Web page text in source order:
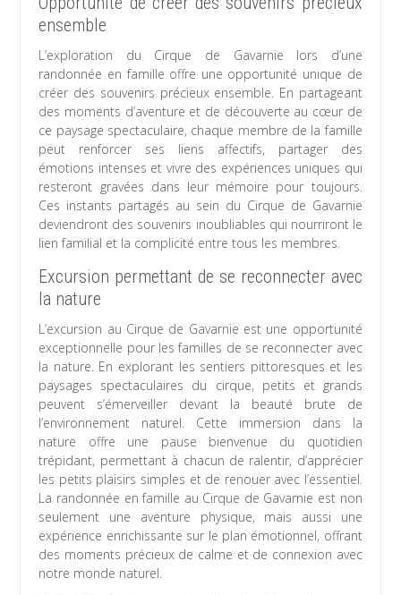
ensemble
L’exploration du Cirque de Gavarnie lors d’une
randonnée en famille offre une opportunité unique de
créer des souvenirs précieux ensemble. En partageant
des moments d’aventure et de découverte au cœur de
ce paysage spectaculaire, chaque membre de la famille
peut renforcer ses liens affectifs, partager des
émotions intenses et vivre des expériences uniques qui
resteront gravées dans leur mémoire pour toujours.
Ces instants partagés au sein du Cirque de Gavarnie
deviendront des souvenirs inoubliables qui nourriront le
lien familial et la complicité entre tous les membres.
Excursion permettant de se reconnecter avec
la nature
L’excursion au Cirque de Gavarnie est une opportunité
exceptionnelle pour les familles de se reconnecter avec
la nature. En explorant les sentiers pittoresques et les
paysages spectaculaires du cirque, petits et grands
peuvent s’émerveiller devant la beauté brute de
l’environnement naturel. Cette immersion dans la
nature offre une pause bienvenue du quotidien
trépidant, permettant à chacun de ralentir, d’apprécier
les petits plaisirs simples et de renouer avec l’essentiel.
La randonnée en famille au Cirque de Gavarnie est non
seulement une aventure physique, mais aussi une
expérience enrichissante sur le plan émotionnel, offrant
des moments précieux de calme et de connexion avec
notre monde naturel.